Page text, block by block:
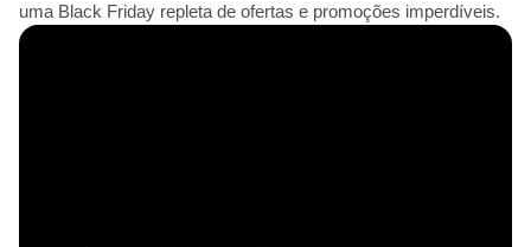
uma Black Friday repleta de ofertas e promoções imperdíveis.